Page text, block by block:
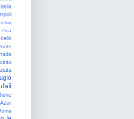
Pisa